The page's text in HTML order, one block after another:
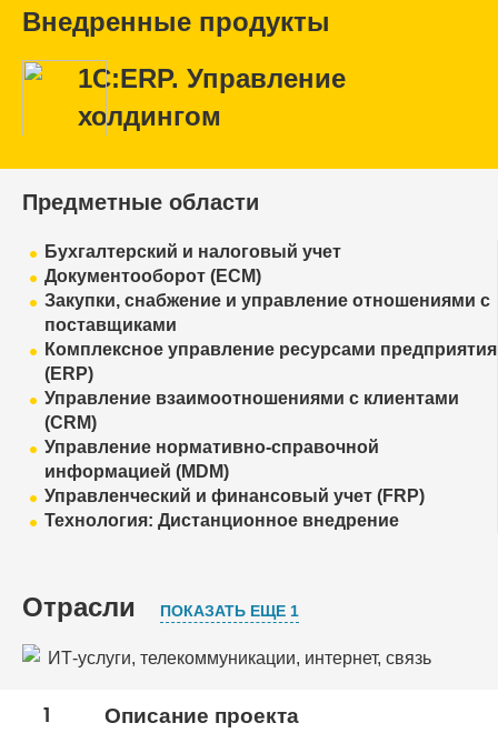
Внедренные продукты
1С:ERP. Управление
холдингом
Предметные области
Бухгалтерский и налоговый учет
Документооборот (ECM)
Закупки, снабжение и управление отношениями с
поставщиками
Комплексное управление ресурсами предприятия
(ERP)
Управление взаимоотношениями с клиентами
(CRM)
Управление нормативно-справочной
информацией (MDM)
Управленческий и финансовый учет (FRP)
Технология: Дистанционное внедрение
Отрасли ПОКАЗАТЬ ЕЩЕ 1
ИТ-услуги, телекоммуникации, интернет, связь
Медиа, СМИ, рекламные агентства
1 Описание проекта